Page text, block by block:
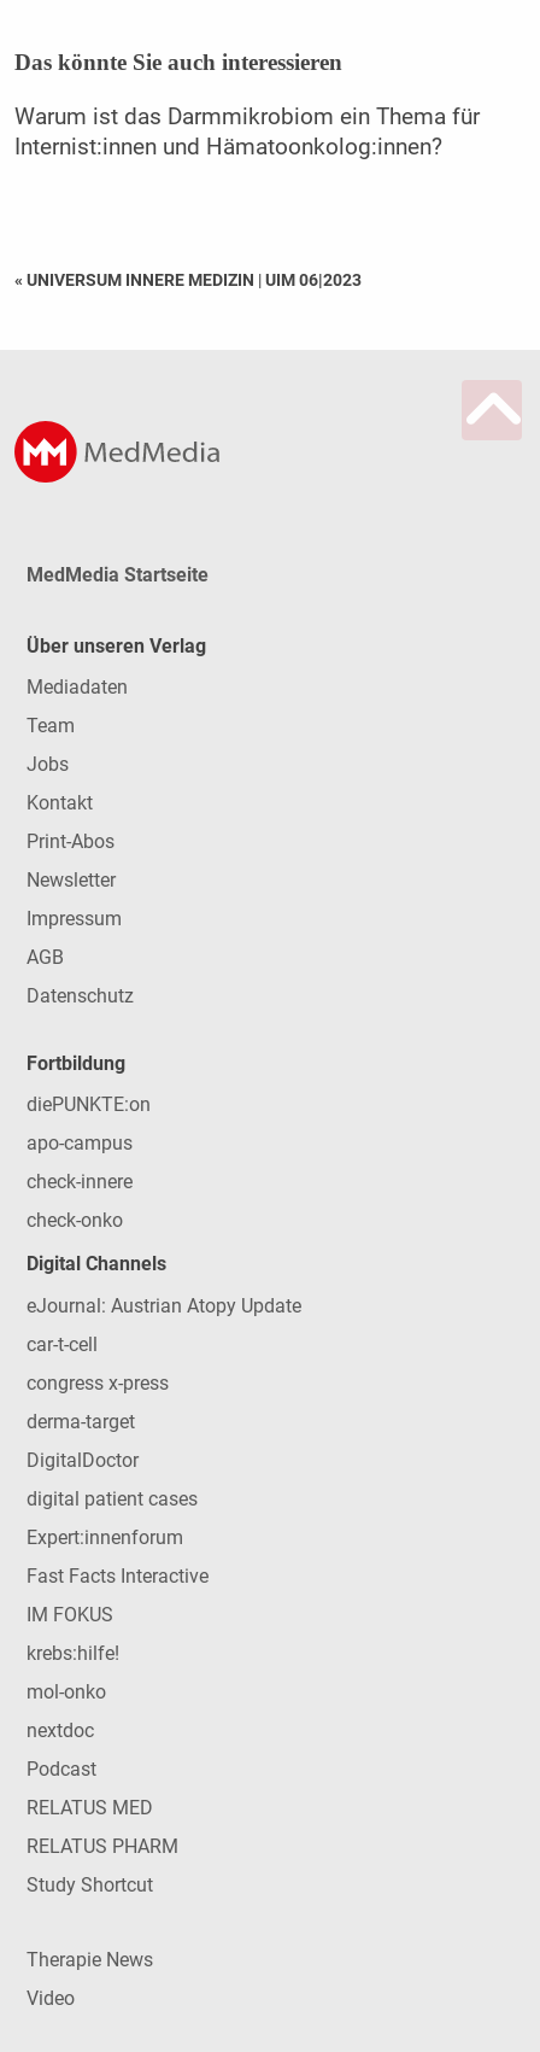
Das könnte Sie auch interessieren
Warum ist das Darmmikrobiom ein Thema für
Internist:innen und Hämatoonkolog:innen?
« UNIVERSUM INNERE MEDIZIN |UIM 06|2023
MedMedia Startseite
Über unseren Verlag
Mediadaten
Team
Jobs
Kontakt
Print-Abos
Newsletter
Impressum
AGB
Datenschutz
Fortbildung
diePUNKTE:on
apo-campus
check-innere
check-onko
Digital Channels
eJournal: Austrian Atopy Update
car-t-cell
congress x-press
derma-target
DigitalDoctor
digital patient cases
Expert:innenforum
Fast Facts Interactive
IM FOKUS
krebs:hilfe!
mol-onko
nextdoc
Podcast
RELATUS MED
RELATUS PHARM
Study Shortcut
Therapie News
Video